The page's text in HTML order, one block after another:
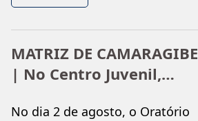
abertas às famílias que desejam
conhecer de perto a proposta
educativa salesiana. Em 2027, o
MATRIZ DE CAMARAGIBE
| No Centro Juvenil,
Oratoriana
No dia 2 de agosto, o Oratório